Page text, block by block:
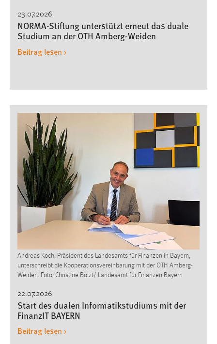
23.07.2026
NORMA-Stiftung unterstützt erneut das duale
Studium an der OTH Amberg-Weiden
Beitrag lesen ›
Andreas Koch, Präsident des Landesamts für Finanzen in Bayern,
unterschreibt die Kooperationsvereinbarung mit der OTH Amberg-
Weiden. Foto: Christine Bolzt/ Landesamt für Finanzen Bayern
22.07.2026
Start des dualen Informatikstudiums mit der
FinanzIT BAYERN
Beitrag lesen ›